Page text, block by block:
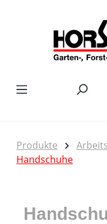
Produkte
Handschuhe